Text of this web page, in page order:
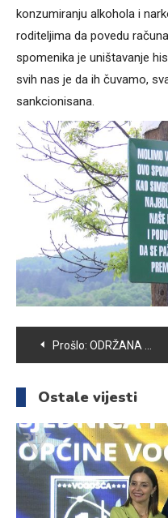
konzumiranju alkohola i
roditeljima da povedu
spomenika je uništavanje
svih nas je da ih čuvamo,
sankcionisana.
Navigacija
članaka
Prošlo: ODRŽANA IZVJEŠTAJNA SKUPŠTINA PD „PLANINAR“
Ostale vijesti